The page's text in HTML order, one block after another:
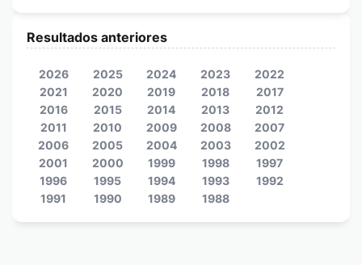
Resultados anteriores
2026 2025 2024 2023
2022
2021
2020 2019 2018
2017
2016
2015 2014 2013
2012
2011
2010 2009 2008
2007
2006
2005 2004 2003
2002
2001
2000 1999 1998
1997
1996
1995 1994 1993
1992
1991
1990 1989 1988